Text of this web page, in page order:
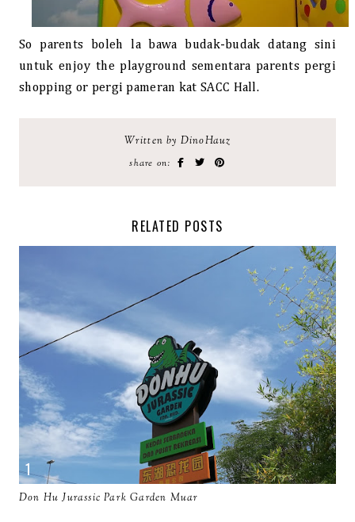
So parents boleh la bawa budak-budak datang sini
untuk enjoy the playground sementara parents pergi
shopping or pergi pameran kat SACC Hall.
Written by DinoHauz
share on:
RELATED POSTS
Don Hu Jurassic Park Garden Muar